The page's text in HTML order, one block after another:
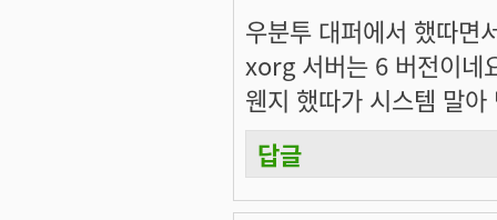
우분투 대퍼에서 했따면
xorg 서버는 6 버전이네
웬지 했따가 시스템 말
답글